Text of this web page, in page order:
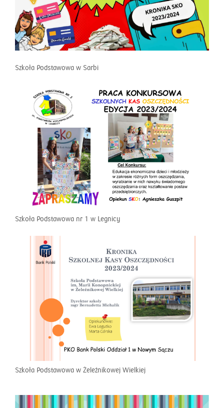
Szkoła Podstawowa w Sarbi
Szkoła Podstawowa nr 1 w Legnicy
Szkoła Podstawowa w Żeleźnikowej Wielkiej